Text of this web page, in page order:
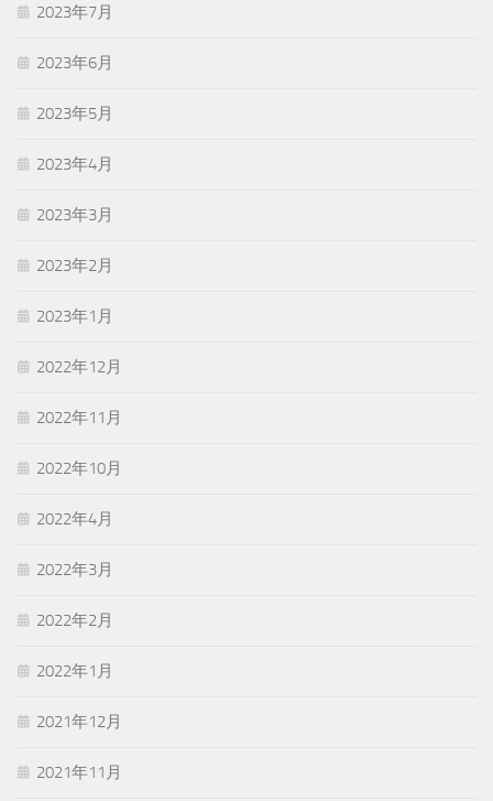
2023年7月
2023年6月
2023年5月
2023年4月
2023年3月
2023年2月
2023年1月
2022年12月
2022年11月
2022年10月
2022年4月
2022年3月
2022年2月
2022年1月
2021年12月
2021年11月